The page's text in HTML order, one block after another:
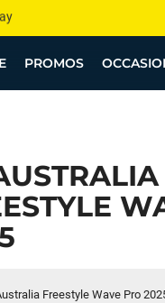
etc...
On s’aligne !
PROMOS
Freestyle Wave Pro